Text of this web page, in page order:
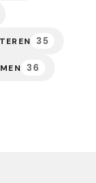
35
36